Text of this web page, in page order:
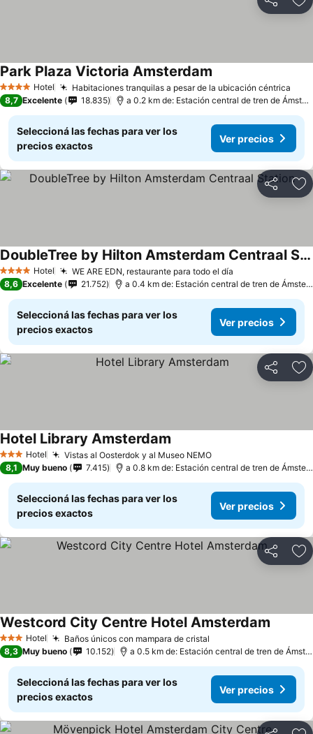
Compartir
4 EstrellasHotel Habitaciones tranquilas a pesar de la ubicación céntrica
Park Plaza Victoria Amsterdam
8,7 Excelente 18.835 a 0.2 km de: Estación central de tren de Ámsterdam
Seleccioná las fechas para ver los
precios exactos
Ver precios
Compartir
4 EstrellasHotel WE ARE EDN, restaurante para todo el día
DoubleTree by Hilton Amsterdam Centraal Station
8,6 Excelente 21.752 a 0.4 km de: Estación central de tren de Ámsterdam
Seleccioná las fechas para ver los
precios exactos
Ver precios
Compartir
3 Estrellas
Hotel Vistas al Oosterdok y al Museo NEMO
Hotel Library Amsterdam
8,1 Muy bueno 7.415 a 0.8 km de: Estación central de tren de Ámsterdam
Seleccioná las fechas para ver los
precios exactos
Ver precios
Compartir
3 Estrellas
Hotel Baños únicos con mampara de cristal
Westcord City Centre Hotel Amsterdam
8,3 Muy bueno 10.152 a 0.5 km de: Estación central de tren de Ámsterdam
Seleccioná las fechas para ver los
precios exactos
Ver precios